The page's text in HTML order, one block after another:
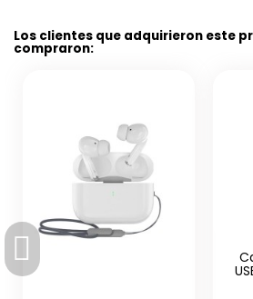
Los clientes que adquirieron este
compraron: